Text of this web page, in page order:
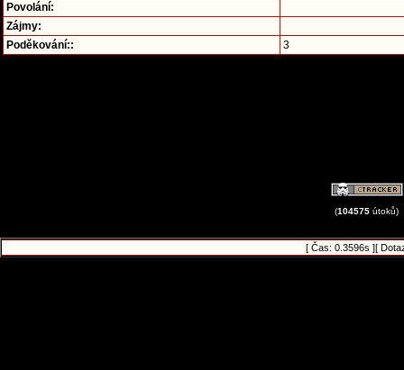
Povolání:
Zájmy:
Poděkování::
3
(104575 útoků)
[ Čas: 0.3596s ][